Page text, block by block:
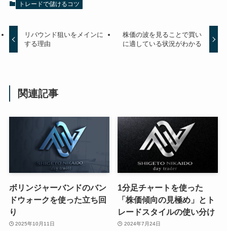
トレードで儲けるコツ
リバウンド狙いをメインに
する理由
株価の波を見ることで買い
に適している状況がわかる
関連記事
ボリンジャーバンドのバン
ドウォークを使った立ち回
り
2025年10月11日
1分足チャートを使った
「株価傾向の見極め」とト
レードスタイルの使い分け
2024年7月24日